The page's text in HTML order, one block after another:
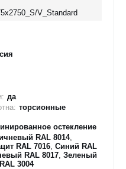
V_Standard
да
торсионные
остекление
RAL 8014,
RAL 7016, Синий RAL
RAL 8017, Зеленый
3004